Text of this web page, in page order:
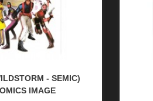
- SEMIC)
IMAGE